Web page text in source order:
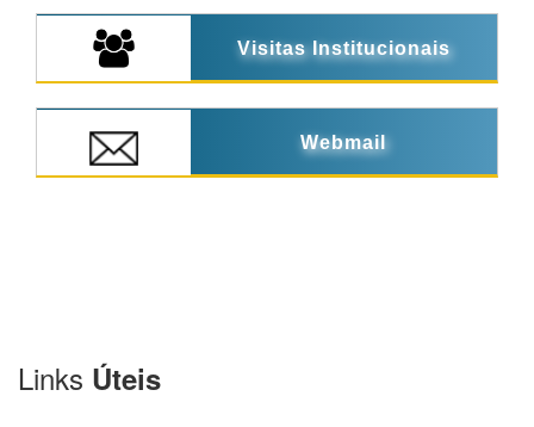
Visitas Institucionais
Webmail
Links Úteis